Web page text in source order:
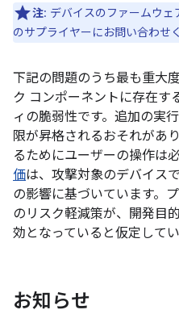
注: デバイスのファームウ
のサプライヤーにお問い合わせ
下記の問題のうち最も重大
ク コンポーネントに存在す
ィの脆弱性です。追加の実
限が昇格されるおそれがあ
るためにユーザーの操作は
価は、攻撃対象のデバイス
の影響に基づいています。
のリスク軽減策が、開発目
効となっていると仮定してい
お知らせ